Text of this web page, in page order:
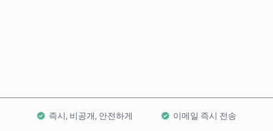
즉시, 비공개, 안전하게 이메일 즉시 전송